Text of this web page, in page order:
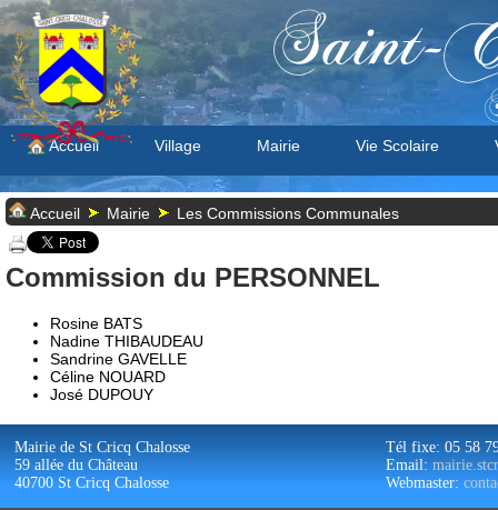
Saint-
Accueil Village Mairie Vie Scolaire
Accueil Mairie Les Commissions Communales
Commission du PERSONNEL
Rosine BATS
Nadine THIBAUDEAU
Sandrine GAVELLE
Céline NOUARD
José DUPOUY
Mairie de St Cricq Chalosse
59 allée du Château
40700 St Cricq Chalosse
Tél fixe: 05 58
Email:
Webmaster: